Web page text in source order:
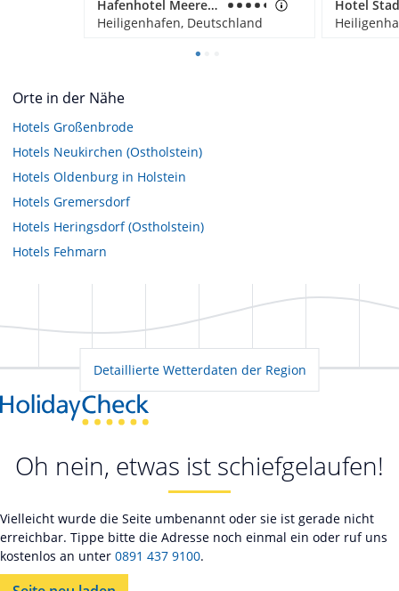
Hafenhotel Meereszeiten
Heiligenhafen, Deutschland
Orte in der Nähe
Hotels Großenbrode
Hotels Neukirchen (Ostholstein)
Hotels Oldenburg in Holstein
Hotels Gremersdorf
Hotels Heringsdorf (Ostholstein)
Hotels Fehmarn
Detaillierte Wetterdaten der Region
Oh nein, etwas ist schiefgelaufen!
Vielleicht wurde die Seite umbenannt oder sie ist gerade nicht
erreichbar. Tippe bitte die Adresse noch einmal ein oder ruf uns
kostenlos an unter 0891 437 9100.